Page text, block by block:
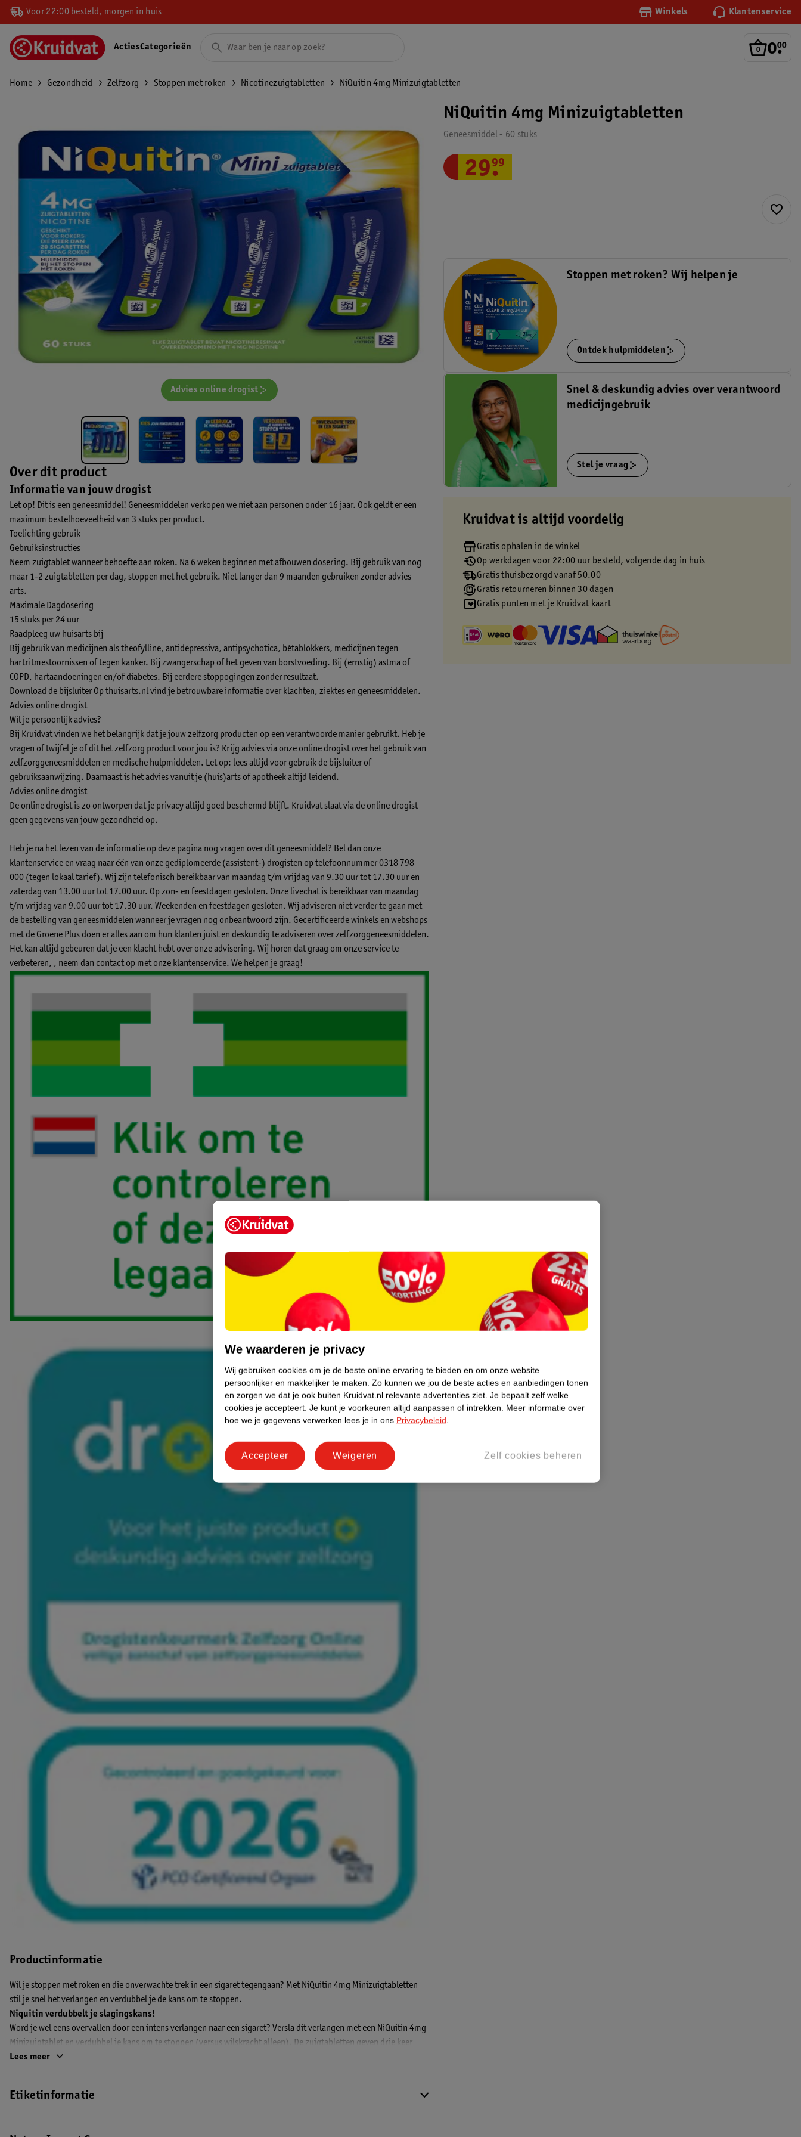
Voor 22:00 besteld, morgen in huis Winkels Klantenservice
0.
00
ActiesCategorieën
Home Gezondheid Zelfzorg Stoppen met roken Nicotinezuigtabletten NiQuitin 4mg Minizuigtabletten
Advies online drogist
Over dit product
Informatie van jouw drogist
Let op! Dit is een geneesmiddel! Geneesmiddelen verkopen we niet aan personen onder 16 jaar. Ook geldt er een
maximum bestelhoeveelheid van 3 stuks per product.
Toelichting gebruik
Gebruiksinstructies
Neem zuigtablet wanneer behoefte aan roken. Na 6 weken beginnen met afbouwen dosering. Bij gebruik van nog
maar 1-2 zuigtabletten per dag, stoppen met het gebruik. Niet langer dan 9 maanden gebruiken zonder advies
arts.
Maximale Dagdosering
15 stuks per 24 uur
Raadpleeg uw huisarts bij
Bij gebruik van medicijnen als theofylline, antidepressiva, antipsychotica, bètablokkers, medicijnen tegen
hartritmestoornissen of tegen kanker. Bij zwangerschap of het geven van borstvoeding. Bij (ernstig) astma of
COPD, hartaandoeningen en/of diabetes. Bij eerdere stoppogingen zonder resultaat.
Download de bijsluiter Op thuisarts.nl vind je betrouwbare informatie over klachten, ziektes en geneesmiddelen.
Advies online drogist
Wil je persoonlijk advies?
Bij Kruidvat vinden we het belangrijk dat je jouw zelfzorg producten op een verantwoorde manier gebruikt. Heb je
vragen of twijfel je of dit het zelfzorg product voor jou is? Krijg advies via onze online drogist over het gebruik van
zelfzorggeneesmiddelen en medische hulpmiddelen. Let op: lees altijd voor gebruik de bijsluiter of
gebruiksaanwijzing. Daarnaast is het advies vanuit je (huis)arts of apotheek altijd leidend.
Advies online drogist
De online drogist is zo ontworpen dat je privacy altijd goed beschermd blijft. Kruidvat slaat via de online drogist
geen gegevens van jouw gezondheid op.
Heb je na het lezen van de informatie op deze pagina nog vragen over dit geneesmiddel? Bel dan onze
klantenservice en vraag naar één van onze gediplomeerde (assistent-) drogisten op telefoonnummer 0318 798
000 (tegen lokaal tarief). Wij zijn telefonisch bereikbaar van maandag t/m vrijdag van 9.30 uur tot 17.30 uur en
zaterdag van 13.00 uur tot 17.00 uur. Op zon- en feestdagen gesloten. Onze livechatis bereikbaar van maandag
t/m vrijdag van 9.00 uur tot 17.30 uur. Weekenden en feestdagen gesloten. Wij adviseren niet verder te gaan met
de bestelling van geneesmiddelen wanneer je vragen nog onbeantwoord zijn. Gecertificeerde winkels en webshops
met de Groene Plus doen er alles aan om hun klanten juist en deskundig te adviseren over zelfzorggeneesmiddelen.
Het kan altijd gebeuren dat je een klacht hebt over onze advisering. Wij horen dat graag om onze service te
verbeteren, , neem dan contact op met onze klantenservice. We helpen je graag!
Productinformatie
Wil je stoppen met roken en die onverwachte trek in een sigaret tegengaan? Met NiQuitin 4mg Minizuigtabletten
stil je snel het verlangen en verdubbel je de kans om te stoppen.
Niquitin verdubbelt je slagingskans!
Word je wel eens overvallen door een intens verlangen naar een sigaret? Versla dit verlangen met een NiQuitin 4mg
Minizuigtablet en verdubbel je kans om te stoppen (versus wilskracht alleen). De zuigtabletten geven drie keer
sneller de volledige dosis nicotine af dan nicotine kauwgom om snel je trek in een sigaret te verminderen en
De voordelen van NiQuitin 4mg Minizuigtabletten:
Lees meer
Etiketinformatie
NiQuitin 4mg Minizuigtabletten
Geneesmiddel - 60 stuks
29.
99
Stoppen met roken? Wij helpen je
Ontdek hulpmiddelen
Snel & deskundig advies over verantwoord
medicijngebruik
Stel je vraag
Kruidvat is altijd voordelig
Gratis ophalen in de winkel
Op werkdagen voor 22:00 uur besteld, volgende dag in huis
Gratis thuisbezorgd vanaf 50.00
Gratis retourneren binnen 30 dagen
Gratis punten met je Kruidvat kaart
We waarderen je privacy
Wij gebruiken cookies om je de beste online ervaring te bieden en om onze website
persoonlijker en makkelijker te maken. Zo kunnen we jou de beste acties en aanbiedingen tonen
en zorgen we dat je ook buiten Kruidvat.nl relevante advertenties ziet. Je bepaalt zelf welke
cookies je accepteert. Je kunt je voorkeuren altijd aanpassen of intrekken. Meer informatie over
hoe we je gegevens verwerken lees je in ons Privacybeleid.
Zelf cookies beheren
Weigeren
Accepteer